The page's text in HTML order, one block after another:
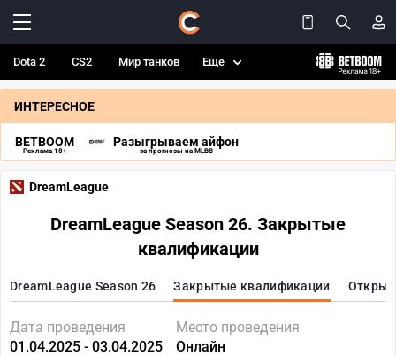
Dota 2 CS2 Мир танков Еще
ИНТЕРЕСНОЕ
BETBOOM
Реклама 18+
Разыгрываем айфон
за прогнозы на MLBB
DreamLeague
DreamLeague Season 26. Закрытые
квалификации
DreamLeague Season 26 Закрытые квалификации
Дата проведения
01.04.2025 - 03.04.2025
Место проведения
Онлайн